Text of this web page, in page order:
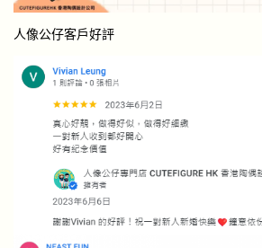
人像公仔客戶好評